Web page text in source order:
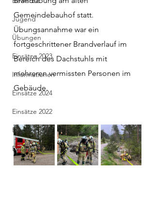
Jugend
Übungen
Einsätze 2023
Informationen
Einsätze 2024
Einsätze 2022
Einsätze 2025
Einsätze 2026
Gemeindebauhof statt.
Übungsannahme war ein
fortgeschrittener Brandverlauf im
Bereich des Dachstuhls mit
mehreren vermissten Personen im
Gebäude.